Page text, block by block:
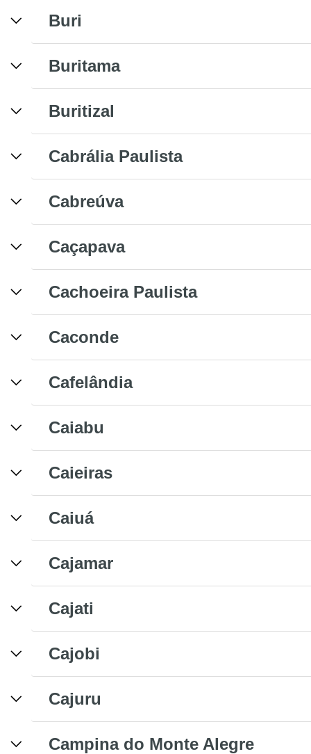
Buri
Buritama
Buritizal
Cabrália Paulista
Cabreúva
Caçapava
Cachoeira Paulista
Caconde
Cafelândia
Caiabu
Caieiras
Caiuá
Cajamar
Cajati
Cajobi
Cajuru
Campina do Monte Alegre